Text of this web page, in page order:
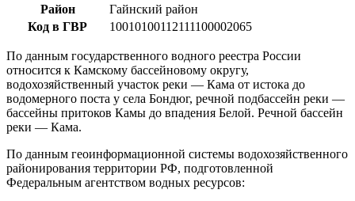
Район
Гайнский район
Код в ГВР
10010100112111100002065
По данным государственного водного реестра России
относится к Камскому бассейновому округу,
водохозяйственный участок реки — Кама от истока до
водомерного поста у села Бондюг, речной подбассейн реки —
бассейны притоков Камы до впадения Белой. Речной бассейн
реки — Кама.
По данным геоинформационной системы водохозяйственного
районирования территории РФ, подготовленной
Федеральным агентством водных ресурсов: